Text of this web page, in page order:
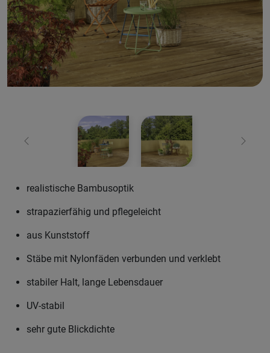
Zurück Weiter
realistische Bambusoptik
strapazierfähig und pflegeleicht
aus Kunststoff
Stäbe mit Nylonfäden verbunden und verklebt
stabiler Halt, lange Lebensdauer
UV-stabil
sehr gute Blickdichte